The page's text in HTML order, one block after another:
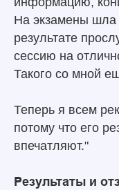
На экзамены шла
результате
сессию на
Такого со мной
Теперь я всем
потому что его
впечатляют."
Результаты и